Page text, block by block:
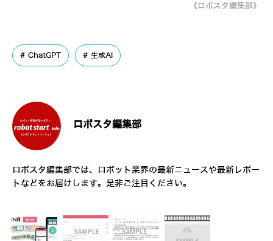
《ロボスタ編集部》
ChatGPT 生成AI
ロボスタ編集部
ロボスタ編集部では、ロボット業界の最新ニュースや最新レポー
トなどをお届けします。是非ご注目ください。